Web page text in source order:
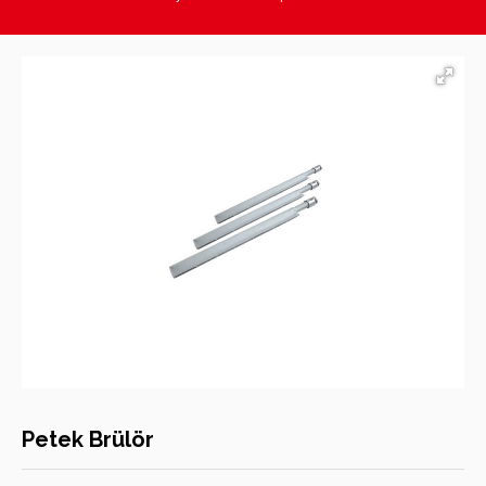
Hasan Kara Endüstriyel Mutfak Ekipmanları
Petek Brülör